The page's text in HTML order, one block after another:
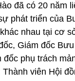
đã có 20 năm
phát triển của
nhau tại cơ
Giám đốc
đốc phụ trách
viên Hội